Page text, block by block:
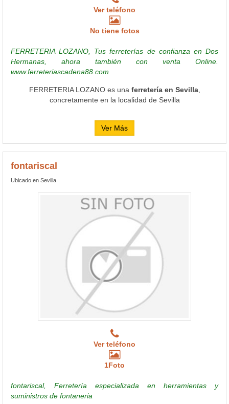
Ver teléfono
No tiene fotos
FERRETERIA LOZANO, Tus ferreterías de confianza en Dos
Hermanas, ahora también con venta Online.
www.ferreteriascadena88.com
FERRETERIA LOZANO es una ferretería en Sevilla,
concretamente en la localidad de Sevilla
Ver Más
fontariscal
Ubicado en Sevilla
Ver teléfono
1Foto
fontariscal, Ferretería especializada en herramientas y
suministros de fontaneria